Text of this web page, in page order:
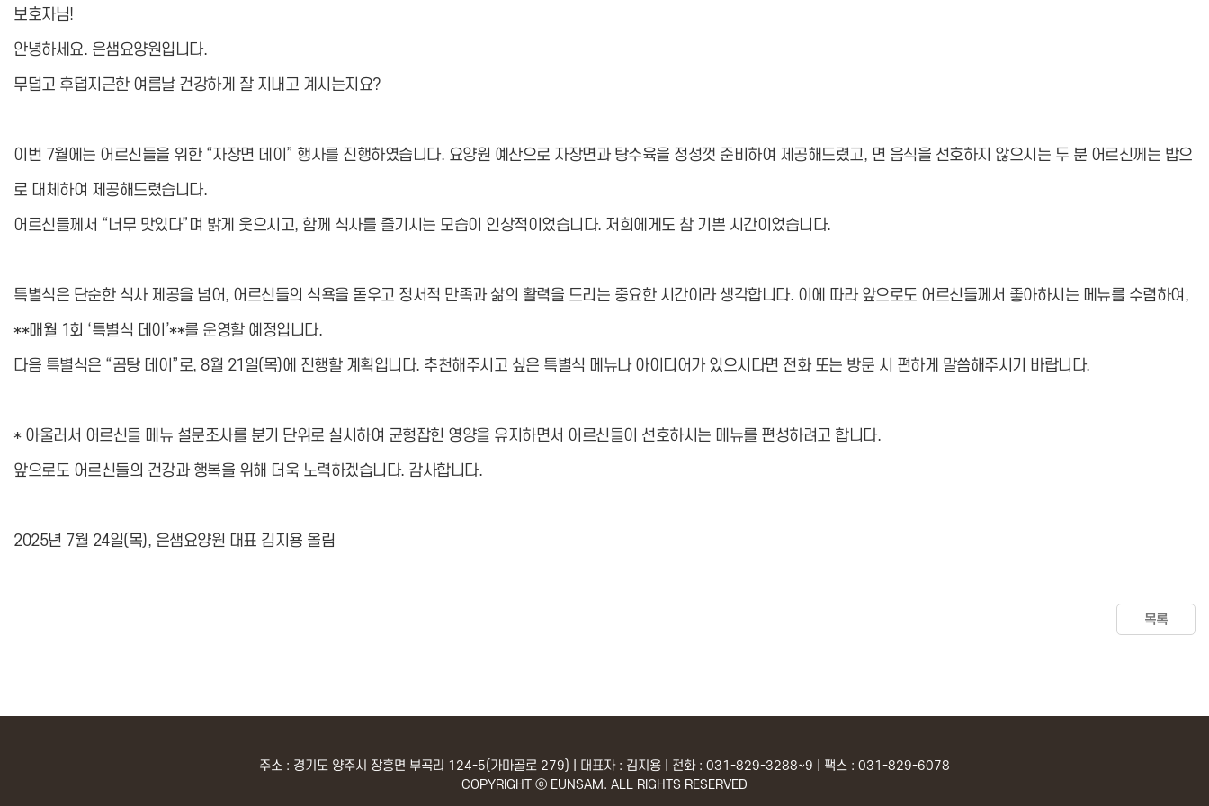
보호자님!
안녕하세요. 은샘요양원입니다.
무덥고 후덥지근한 여름날 건강하게 잘 지내고 계시는지요?
이번 7월에는 어르신들을 위한 “자장면 데이” 행사를 진행하였습니다. 요양원 예산으로 자장면과 탕수육을 정성껏 준비하여 제공해드렸고, 면 음식을 선호하지 않으시는 두 분 어르신께는 밥으
로 대체하여 제공해드렸습니다.
어르신들께서 “너무 맛있다”며 밝게 웃으시고, 함께 식사를 즐기시는 모습이 인상적이었습니다. 저희에게도 참 기쁜 시간이었습니다.
특별식은 단순한 식사 제공을 넘어, 어르신들의 식욕을 돋우고 정서적 만족과 삶의 활력을 드리는 중요한 시간이라 생각합니다. 이에 따라 앞으로도 어르신들께서 좋아하시는 메뉴를 수렴하여,
**매월 1회 ‘특별식 데이’**를 운영할 예정입니다.
다음 특별식은 “곰탕 데이”로, 8월 21일(목)에 진행할 계획입니다. 추천해주시고 싶은 특별식 메뉴나 아이디어가 있으시다면 전화 또는 방문 시 편하게 말씀해주시기 바랍니다.
* 아울러서 어르신들 메뉴 설문조사를 분기 단위로 실시하여 균형잡힌 영양을 유지하면서 어르신들이 선호하시는 메뉴를 편성하려고 합니다.
앞으로도 어르신들의 건강과 행복을 위해 더욱 노력하겠습니다. 감사합니다.
2025년 7월 24일(목), 은샘요양원 대표 김지용 올림
목록
주소 : 경기도 양주시 장흥면 부곡리 124-5(가마골로 279) | 대표자 : 김지용 | 전화 : 031-829-3288~9 | 팩스 : 031-829-6078
COPYRIGHT ⓒ EUNSAM. ALL RIGHTS RESERVED